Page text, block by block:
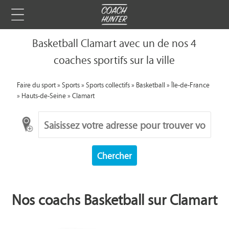
Basketball Clamart avec un de nos 4
coaches sportifs sur la ville
Faire du sport»Sports»Sports collectifs»Basketball»Île-de-France
»Hauts-de-Seine»Clamart
Chercher
Nos coachs Basketball sur Clamart